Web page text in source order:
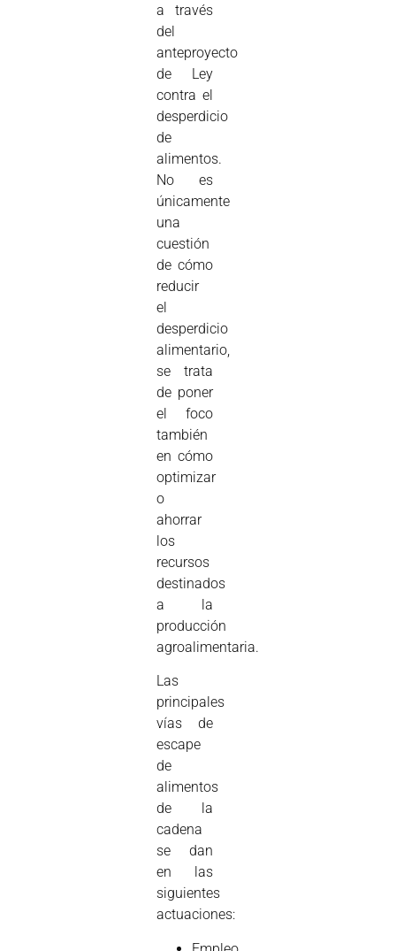
a través
del
anteproyecto
de Ley
contra el
desperdicio
de
alimentos.
No es
únicamente
una
cuestión
de cómo
reducir
el
desperdicio
alimentario,
se trata
de poner
el foco
también
en cómo
optimizar
o
ahorrar
los
recursos
destinados
a la
producción
agroalimentaria.
Las
principales
vías de
escape
de
alimentos
de la
cadena
se dan
en las
siguientes
actuaciones: